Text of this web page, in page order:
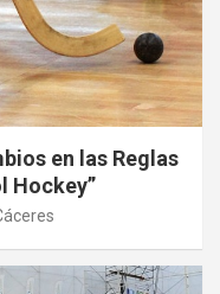
en las Reglas
Hockey”